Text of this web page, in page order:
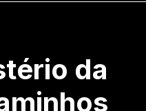
da